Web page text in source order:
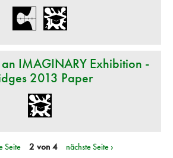
IMAGINARY Exhibition -
2013 Paper
Seite 2 von 4 nächste Seite ›